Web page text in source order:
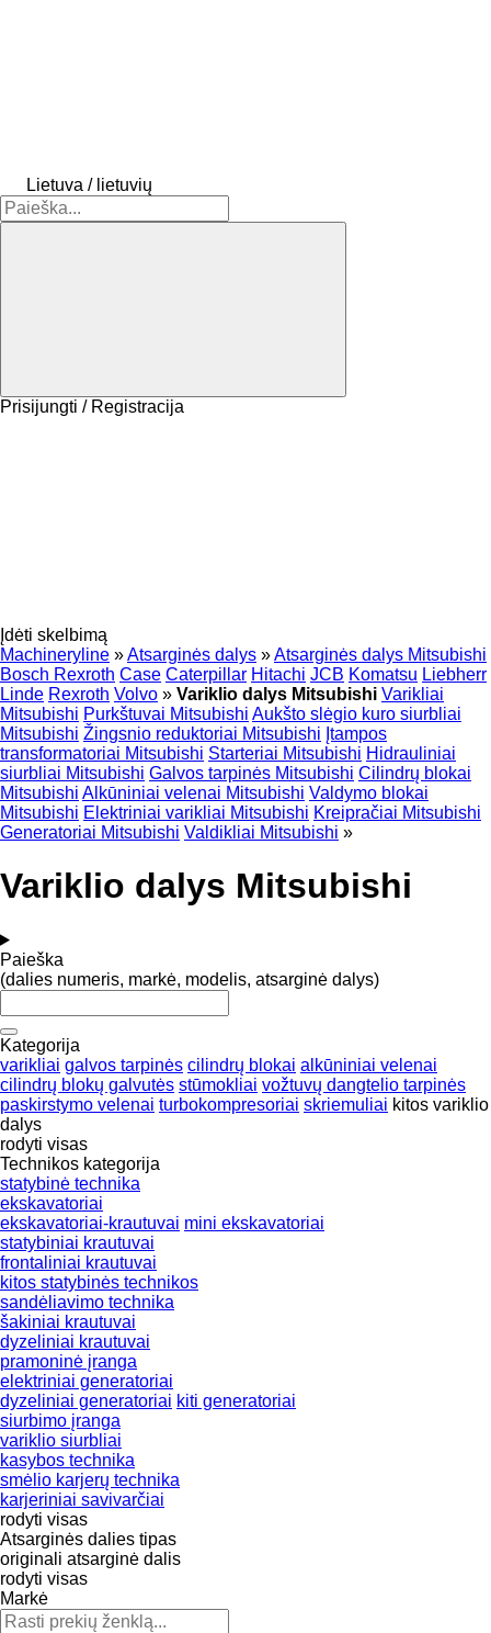
Lietuva / lietuvių
Prisijungti / Registracija
Įdėti skelbimą
Machineryline »Atsarginės dalys »Atsarginės dalys Mitsubishi
Bosch Rexroth Case Caterpillar Hitachi JCB Komatsu Liebherr
Linde Rexroth Volvo » Variklio dalys Mitsubishi Varikliai
Mitsubishi Purkštuvai Mitsubishi Aukšto slėgio kuro siurbliai
Mitsubishi Žingsnio reduktoriai Mitsubishi Įtampos
transformatoriai Mitsubishi Starteriai Mitsubishi Hidrauliniai
siurbliai Mitsubishi Galvos tarpinės Mitsubishi Cilindrų blokai
Mitsubishi Alkūniniai velenai Mitsubishi Valdymo blokai
Mitsubishi Elektriniai varikliai Mitsubishi Kreipračiai Mitsubishi
Generatoriai Mitsubishi Valdikliai Mitsubishi »
Variklio dalys Mitsubishi
Paieška
(dalies numeris, markė, modelis, atsarginė dalys)
Kategorija
varikliai galvos tarpinės cilindrų blokai alkūniniai velenai
cilindrų blokų galvutės stūmokliai vožtuvų dangtelio tarpinės
paskirstymo velenai turbokompresoriai skriemuliai kitos variklio
dalys
rodyti visas
Technikos kategorija
statybinė technika
ekskavatoriai
ekskavatoriai-krautuvai mini ekskavatoriai
statybiniai krautuvai
frontaliniai krautuvai
kitos statybinės technikos
sandėliavimo technika
šakiniai krautuvai
dyzeliniai krautuvai
pramoninė įranga
elektriniai generatoriai
dyzeliniai generatoriai kiti generatoriai
siurbimo įranga
variklio siurbliai
kasybos technika
smėlio karjerų technika
karjeriniai savivarčiai
rodyti visas
Atsarginės dalies tipas
originali atsarginė dalis
rodyti visas
Markė